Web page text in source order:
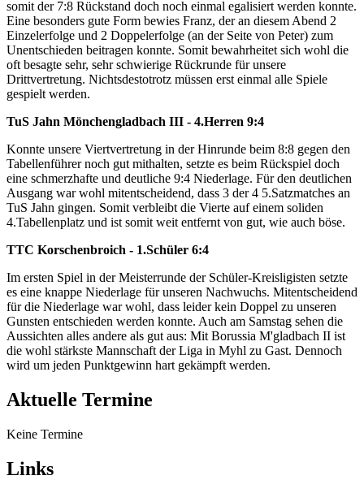
somit der 7:8 Rückstand doch noch einmal egalisiert werden konnte.
Eine besonders gute Form bewies Franz, der an diesem Abend 2
Einzelerfolge und 2 Doppelerfolge (an der Seite von Peter) zum
Unentschieden beitragen konnte. Somit bewahrheitet sich wohl die
oft besagte sehr, sehr schwierige Rückrunde für unsere
Drittvertretung. Nichtsdestotrotz müssen erst einmal alle Spiele
gespielt werden.
TuS Jahn Mönchengladbach III - 4.Herren 9:4
Konnte unsere Viertvertretung in der Hinrunde beim 8:8 gegen den
Tabellenführer noch gut mithalten, setzte es beim Rückspiel doch
eine schmerzhafte und deutliche 9:4 Niederlage. Für den deutlichen
Ausgang war wohl mitentscheidend, dass 3 der 4 5.Satzmatches an
TuS Jahn gingen. Somit verbleibt die Vierte auf einem soliden
4.Tabellenplatz und ist somit weit entfernt von gut, wie auch böse.
TTC Korschenbroich - 1.Schüler 6:4
Im ersten Spiel in der Meisterrunde der Schüler-Kreisligisten setzte
es eine knappe Niederlage für unseren Nachwuchs. Mitentscheidend
für die Niederlage war wohl, dass leider kein Doppel zu unseren
Gunsten entschieden werden konnte. Auch am Samstag sehen die
Aussichten alles andere als gut aus: Mit Borussia M'gladbach II ist
die wohl stärkste Mannschaft der Liga in Myhl zu Gast. Dennoch
wird um jeden Punktgewinn hart gekämpft werden.
Aktuelle Termine
Keine Termine
Links